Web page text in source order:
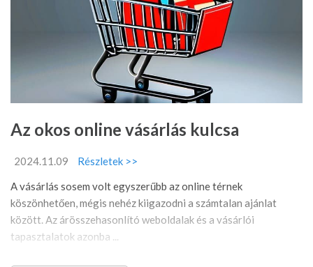
Az okos online vásárlás kulcsa
2024.11.09
Részletek >>
A vásárlás sosem volt egyszerűbb az online térnek
köszönhetően, mégis nehéz kiigazodni a számtalan ajánlat
között. Az árösszehasonlító weboldalak és a vásárlói
tapasztalatok azonba ...